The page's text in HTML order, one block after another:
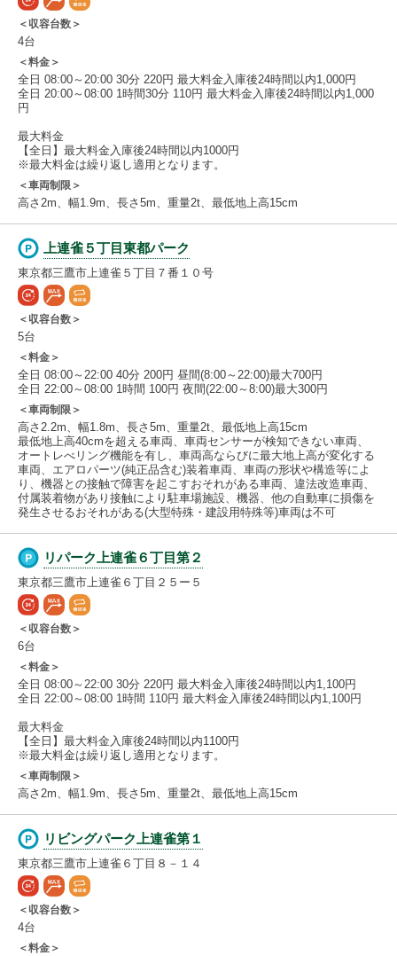
＜収容台数＞
4台
＜料金＞
全日 08:00～20:00 30分 220円 最大料金入庫後24時間以内1,000円
全日 20:00～08:00 1時間30分 110円 最大料金入庫後24時間以内1,000
円
最大料金
【全日】最大料金入庫後24時間以内1000円
※最大料金は繰り返し適用となります。
＜車両制限＞
高さ2m、幅1.9m、長さ5m、重量2t、最低地上高15cm
上連雀５丁目東都パーク
東京都三鷹市上連雀５丁目７番１０号
＜収容台数＞
5台
＜料金＞
全日 08:00～22:00 40分 200円 昼間(8:00～22:00)最大700円
全日 22:00～08:00 1時間 100円 夜間(22:00～8:00)最大300円
＜車両制限＞
高さ2.2m、幅1.8m、長さ5m、重量2t、最低地上高15cm
最低地上高40cmを超える車両、車両センサーが検知できない車両、
オートレべリング機能を有し、車両高ならびに最大地上高が変化する
車両、エアロパーツ(純正品含む)装着車両、車両の形状や構造等によ
り、機器との接触で障害を起こすおそれがある車両、違法改造車両、
付属装着物があり接触により駐車場施設、機器、他の自動車に損傷を
発生させるおそれがある(大型特殊・建設用特殊等)車両は不可
リパーク上連雀６丁目第２
東京都三鷹市上連雀６丁目２５ー５
＜収容台数＞
6台
＜料金＞
全日 08:00～22:00 30分 220円 最大料金入庫後24時間以内1,100円
全日 22:00～08:00 1時間 110円 最大料金入庫後24時間以内1,100円
最大料金
【全日】最大料金入庫後24時間以内1100円
※最大料金は繰り返し適用となります。
＜車両制限＞
高さ2m、幅1.9m、長さ5m、重量2t、最低地上高15cm
リビングパーク上連雀第１
東京都三鷹市上連雀６丁目８－１４
＜収容台数＞
4台
＜料金＞